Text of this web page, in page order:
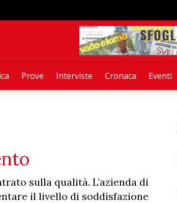
Prove Interviste Cronaca Eventi
sulla qualità. L’azienda di
il livello di soddisfazione